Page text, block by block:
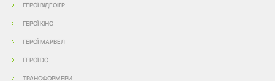
ГЕРОЇ ВІДЕОІГР
ГЕРОЇ КІНО
ГЕРОЇ МАРВЕЛ
ГЕРОЇ DC
ТРАНСФОРМЕРИ